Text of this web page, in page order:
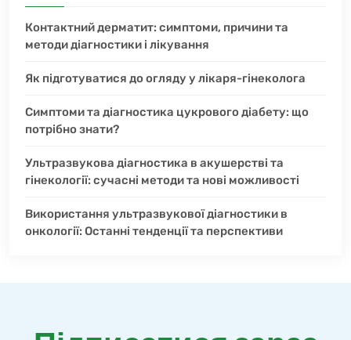
Контактний дерматит: симптоми, причини та
методи діагностики і лікування
Як підготуватися до огляду у лікаря-гінеколога
Симптоми та діагностика цукрового діабету: що
потрібно знати?
Ультразвукова діагностика в акушерстві та
гінекології: сучасні методи та нові можливості
Використання ультразвукової діагностики в
онкології: Останні тенденції та перспективи